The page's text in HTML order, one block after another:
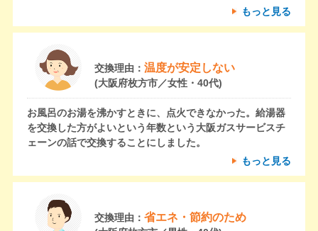
もっと見る
交換理由： 温度が安定しない
(大阪府枚方市／女性・40代)
お風呂のお湯を沸かすときに、点火できなかった。給湯器
を交換した方がよいという年数という大阪ガスサービスチ
ェーンの話で交換することにしました。
もっと見る
交換理由： 省エネ・節約のため